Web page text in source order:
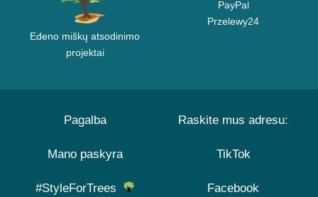
Edeno miškų atsodinimo
projektai
PayPal
Przelewy24
Pagalba
Mano paskyra
#StyleForTrees
Raskite mus adresu:
TikTok
Facebook